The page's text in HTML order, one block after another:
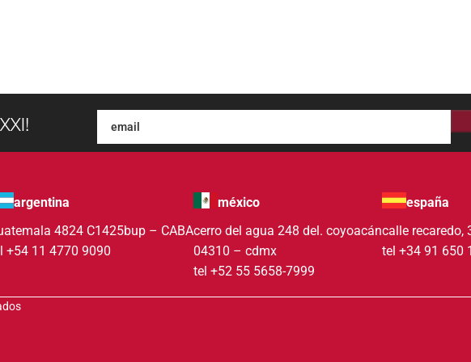
argentina
4824 C1425bup – CABA
+54 11 4770 9090
méxico
cerro del agua 248 del. coyoacán
04310 – cdmx
tel +52 55 5658-7999
españa
calle recaredo,
tel +34 91 650